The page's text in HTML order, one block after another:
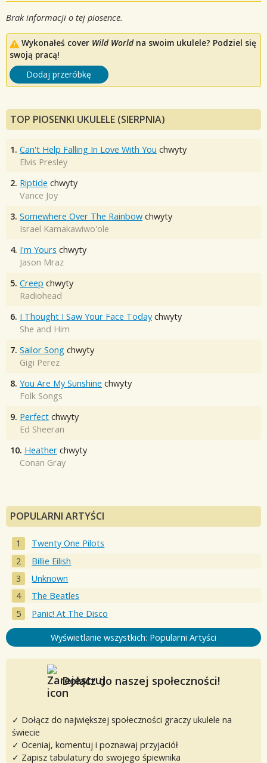
Brak informacji o tej piosence.
Wykonałeś cover Wild Worldna swoim ukulele? Podziel się
swoją pracą!
Dodaj przeróbkę
TOP PIOSENKI UKULELE (SIERPNIA)
1. Can't Help Falling In Love With You chwyty
Elvis Presley
2. Riptide chwyty
Vance Joy
3. Somewhere Over The Rainbow chwyty
Israel Kamakawiwo'ole
4. I'm Yours chwyty
Jason Mraz
5. Creep chwyty
Radiohead
6. I Thought I Saw Your Face Today chwyty
She and Him
7. Sailor Song chwyty
Gigi Perez
8. You Are My Sunshine chwyty
Folk Songs
9. Perfect chwyty
Ed Sheeran
10. Heather chwyty
Conan Gray
POPULARNI ARTYŚCI
Twenty One Pilots
Billie Eilish
Unknown
The Beatles
Panic! At The Disco
Wyświetlanie wszystkich: Popularni Artyści
Dołącz do naszej społeczności!
✓ Dołącz do największej społeczności graczy ukulele na
świecie
✓ Oceniaj, komentuj i poznawaj przyjaciół
✓ Zapisz tabulatury do swojego śpiewnika